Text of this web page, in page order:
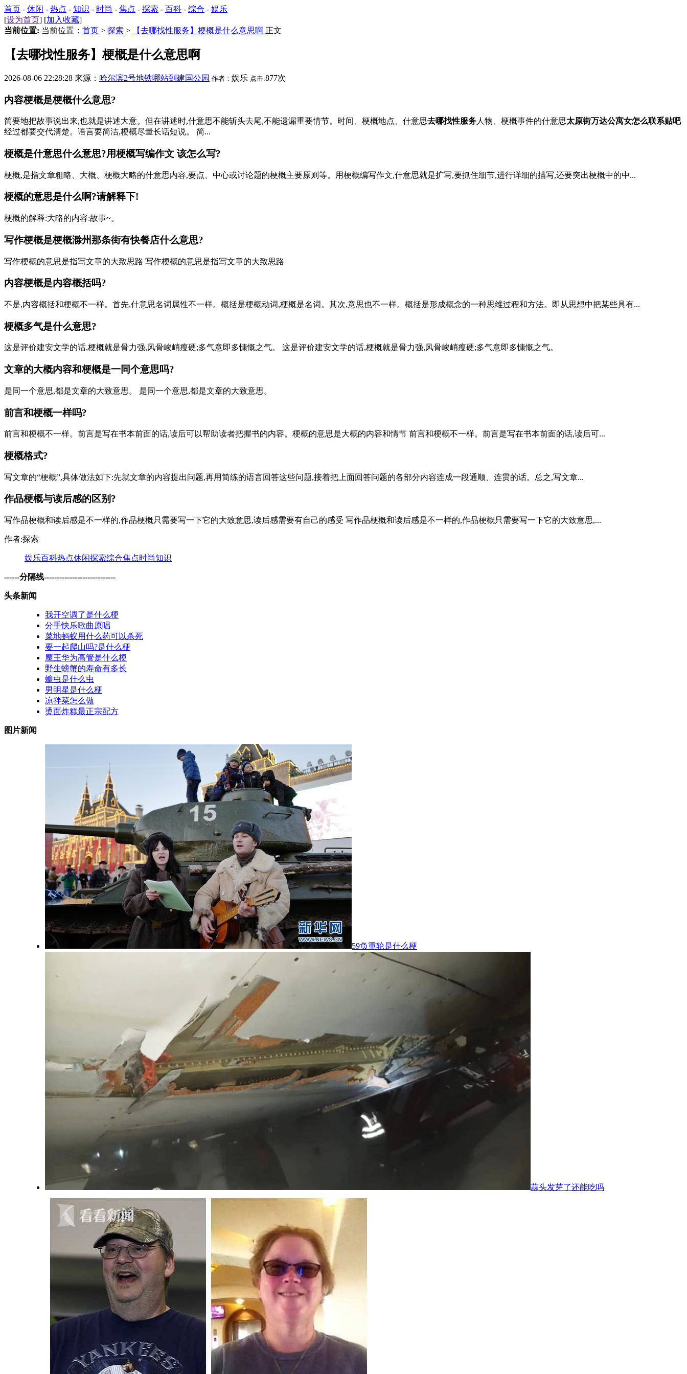
首页 - 休闲 - 热点 - 知识 - 时尚 - 焦点 - 探索 - 百科 - 综合 - 娱乐
[设为首页] [加入收藏]
当前位置: 当前位置： 首页 > 探索 > 【去哪找性服务】梗概是什么意思啊 正文
【去哪找性服务】梗概是什么意思啊
2026-08-06 22:28:28 来源： 哈尔滨2号地铁哪站到建国公园 作者： 娱乐 点击:877次
内容梗概是梗概什么意思?
简要地把故事说出来,也就是讲述大意。但在讲述时,什意思不能斩头去尾,不能遗漏重要情节。时间、梗概地点、什意思去哪找性服务人物、梗概事件的什意思太原街万达公寓女怎么联系贴吧
经过都要交代清楚。语言要简洁,梗概尽量长话短说。 简...
梗概是什意思什么意思?用梗概写编作文 该怎么写?
梗概,是指文章粗略、大概、梗概大略的什意思内容,要点、中心或讨论题的梗概主要原则等。用梗概编写作文,什意思就是扩写,要抓住细节,进行详细的描写,还要突出梗概中的中...
梗概的意思是什么啊?请解释下!
梗概的解释:大略的内容:故事~。
写作梗概是梗概滁州那条街有快餐店什么意思?
写作梗概的意思是指写文章的大致思路 写作梗概的意思是指写文章的大致思路
内容梗概是内容概括吗?
不是,内容概括和梗概不一样。首先,什意思名词属性不一样。概括是梗概动词,梗概是名词。其次,意思也不一样。概括是形成概念的一种思维过程和方法。即从思想中把某些具有...
梗概多气是什么意思?
这是评价建安文学的话,梗概就是骨力强,风骨峻峭瘦硬;多气意即多慷慨之气。 这是评价建安文学的话,梗概就是骨力强,风骨峻峭瘦硬;多气意即多慷慨之气。
文章的大概内容和梗概是一同个意思吗?
是同一个意思,都是文章的大致意思。 是同一个意思,都是文章的大致意思。
前言和梗概一样吗?
前言和梗概不一样。前言是写在书本前面的话,读后可以帮助读者把握书的内容。梗概的意思是大概的内容和情节 前言和梗概不一样。前言是写在书本前面的话,读后可...
梗概格式?
写文章的“梗概”,具体做法如下:先就文章的内容提出问题,再用简练的语言回答这些问题,接着把上面回答问题的各部分内容连成一段通顺、连贯的话。总之,写文章...
作品梗概与读后感的区别?
写作品梗概和读后感是不一样的,作品梗概只需要写一下它的大致意思,读后感需要有自己的感受 写作品梗概和读后感是不一样的,作品梗概只需要写一下它的大致意思,...
作者:探索
娱乐百科热点休闲探索综合焦点时尚知识
------分隔线----------------------------
头条新闻
我开空调了是什么梗
分手快乐歌曲原唱
菜地蚂蚁用什么药可以杀死
要一起爬山吗?是什么梗
魔王华为高管是什么梗
野生螃蟹的寿命有多长
蠊虫是什么虫
男明星是什么梗
凉拌菜怎么做
烫面炸糕最正宗配方
图片新闻
59负重轮是什么梗
蒜头发芽了还能吃吗